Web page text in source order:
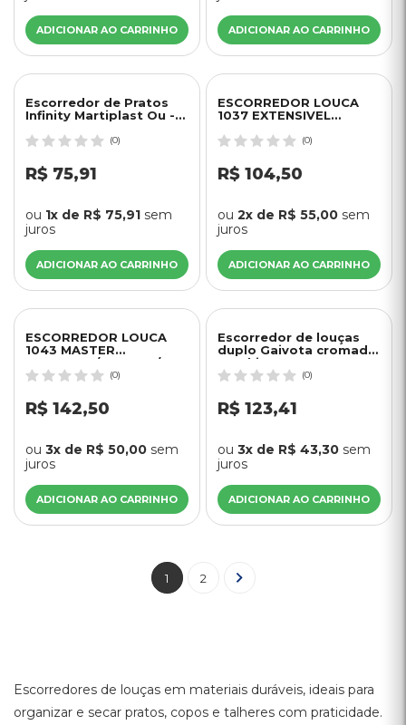
ADICIONAR AO CARRINHO ADICIONAR AO CARRINHO
Escorredor de Pratos
Infinity Martiplast Ou -
(0)
R$ 75,91
ou 1x de R$ 75,91 sem
juros
ADICIONAR AO CARRINHO
ESCORREDOR LOUCA
1037 EXTENSIVEL
(0)
R$ 104,50
ou 2x de R$ 55,00 sem
juros
ADICIONAR AO CARRINHO
ESCORREDOR LOUCA
1043 MASTER
CROMADO/BLACK C/
BANDEJA ARTHI
(0)
R$ 142,50
ou 3x de R$ 50,00 sem
juros
ADICIONAR AO CARRINHO
Escorredor de louças
duplo Gaivota cromado
- Arthi
(0)
R$ 123,41
ou 3x de R$ 43,30 sem
juros
ADICIONAR AO CARRINHO
1 2
Escorredores de louças em materiais duráveis, ideais para
organizar e secar pratos, copos e talheres com praticidade.